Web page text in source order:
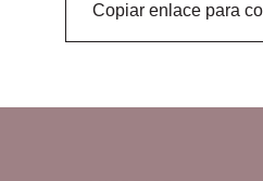
Copiar enlace para